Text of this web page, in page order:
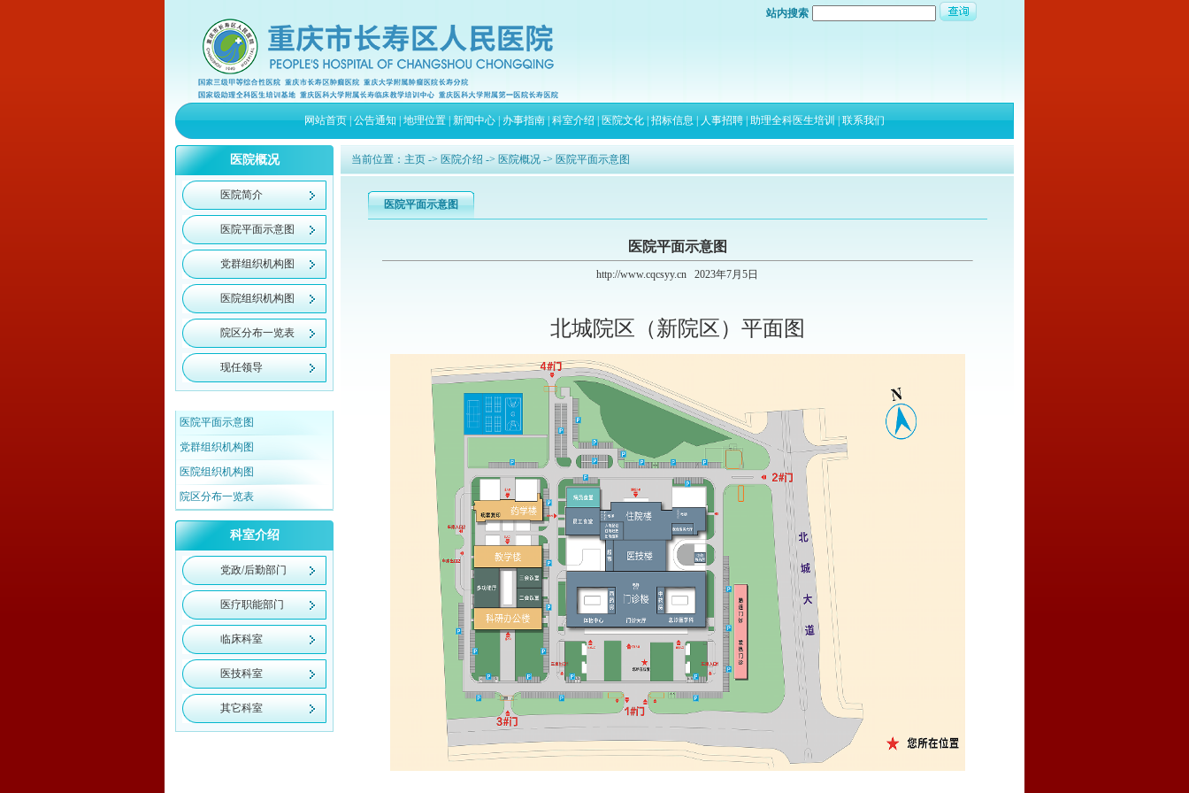
站内搜索
网站首页|公告通知|地理位置|新闻中心|办事指南|科室介绍|医院文化|招标信息|人事招聘|助理全科医生培训|联系我们
医院概况
医院简介
医院平面示意图
党群组织机构图
医院组织机构图
院区分布一览表
现任领导
医院平面示意图
党群组织机构图
医院组织机构图
院区分布一览表
科室介绍
党政/后勤部门
医疗职能部门
临床科室
医技科室
其它科室
当前位置： 主页 -> 医院介绍 -> 医院概况 -> 医院平面示意图
医院平面示意图
医院平面示意图
http://www.cqcsyy.cn 2023年7月5日
北城院区（新院区）平面图